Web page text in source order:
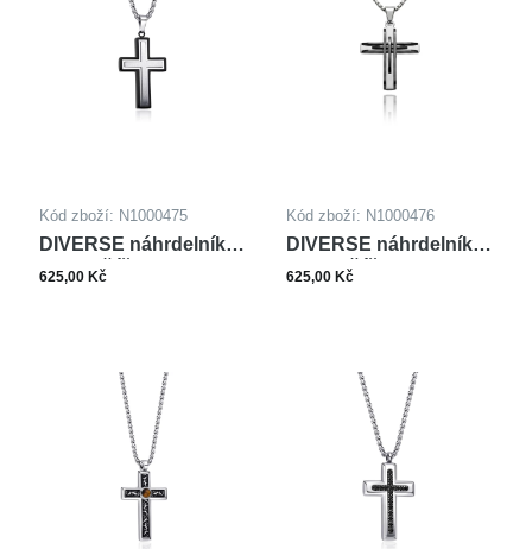
Kód zboží: N1000475
DIVERSE náhrdelník z
oceli KŘÍŽEK
625,00 Kč
Kód zboží: N1000476
DIVERSE náhrdelník z
oceli KŘÍŽEK
625,00 Kč